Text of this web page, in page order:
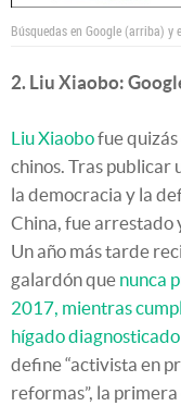
Búsquedas en Google (arriba)
2. Liu Xiaobo:
Liu Xiaobofue
chinos. Tras publicar
la democracia y la
China, fue arrestado
Un año más tarde
galardón que nunca
2017, mientras
hígado
define “activista en
reformas”, la